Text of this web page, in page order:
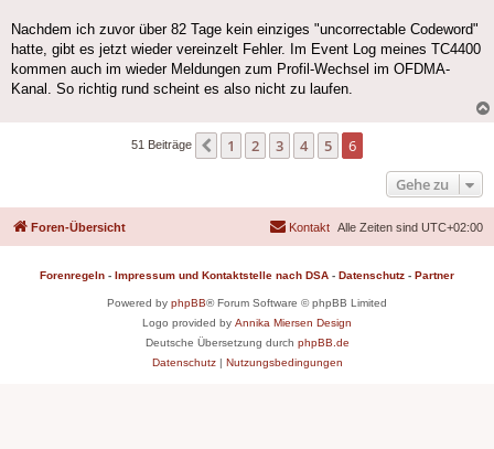
Nachdem ich zuvor über 82 Tage kein einziges "uncorrectable Codeword"
hatte, gibt es jetzt wieder vereinzelt Fehler. Im Event Log meines TC4400
kommen auch im wieder Meldungen zum Profil-Wechsel im OFDMA-
Kanal. So richtig rund scheint es also nicht zu laufen.
51 Beiträge Vorherige
1 2 3 4 5
6
Gehe zu
Foren-Übersicht Alle Zeiten sind UTC+02:00
Kontakt
Forenregeln - Impressum und Kontaktstelle nach DSA - Datenschutz - Partner
Powered by phpBB® Forum Software © phpBB Limited
Logo provided by Annika Miersen Design
Deutsche Übersetzung durch phpBB.de
Datenschutz| Nutzungsbedingungen